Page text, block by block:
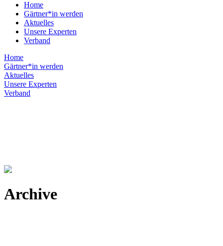
Home
Gärtner*in werden
Aktuelles
Unsere Experten
Verband
Home
Gärtner*in werden
Aktuelles
Unsere Experten
Verband
Archive